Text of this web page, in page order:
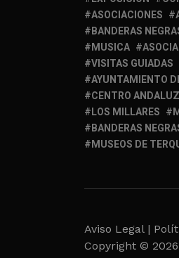
ASOCIACIONES
BANDERAS
MUSICA
VISITAS GUIADAS
AYUNTAMIENTO
CENTRO
LOS MILLARES
BANDERAS
MUSEOS DE
Aviso Legal |
Copyright ©